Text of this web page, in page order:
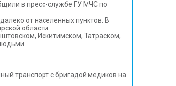
в пресс-службе ГУ МЧС по
от населенных пунктов. В
области.
Искитимском, Татраском,
транспорт с бригадой медиков на